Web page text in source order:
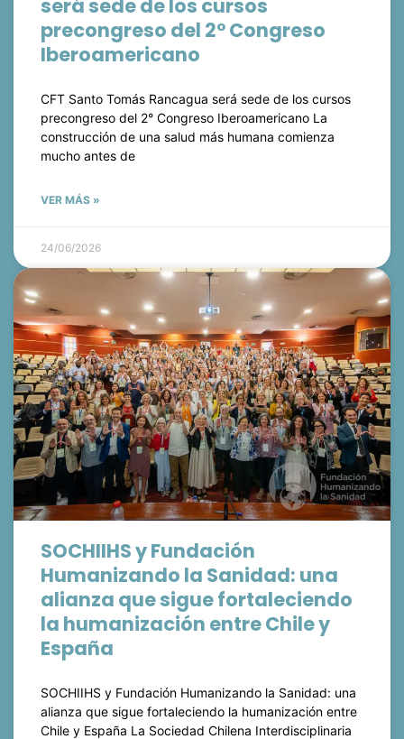
será sede de los cursos
precongreso del 2° Congreso
Iberoamericano
CFT Santo Tomás Rancagua será sede de los cursos
precongreso del 2° Congreso Iberoamericano La
construcción de una salud más humana comienza
mucho antes de
VER MÁS »
24/06/2026
SOCHIIHS y Fundación
Humanizando la Sanidad: una
alianza que sigue fortaleciendo
la humanización entre Chile y
España
SOCHIIHS y Fundación Humanizando la Sanidad: una
alianza que sigue fortaleciendo la humanización entre
Chile y España La Sociedad Chilena Interdisciplinaria